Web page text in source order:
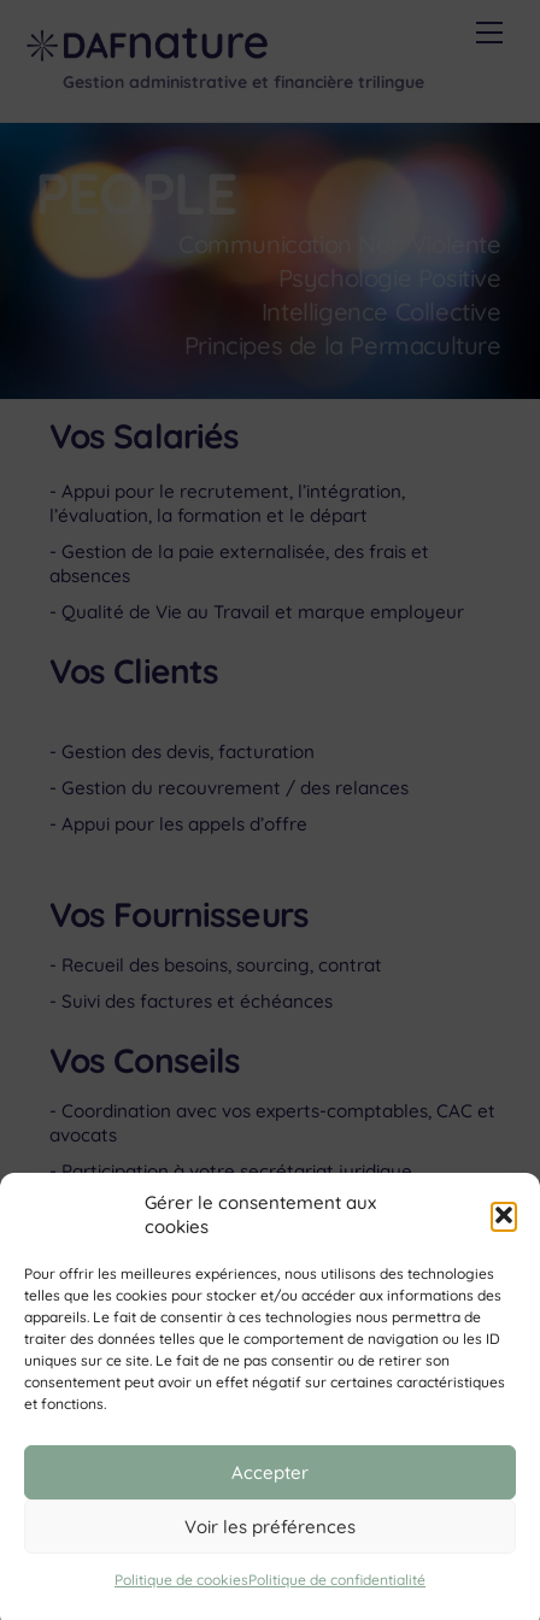
Gérer le consentement aux
cookies
Pour offrir les meilleures expériences, nous utilisons des technologies
telles que les cookies pour stocker et/ou accéder aux informations des
appareils. Le fait de consentir à ces technologies nous permettra de
traiter des données telles que le comportement de navigation ou les ID
uniques sur ce site. Le fait de ne pas consentir ou de retirer son
consentement peut avoir un effet négatif sur certaines caractéristiques
et fonctions.
Accepter
Voir les préférences
Politique de cookiesPolitique de confidentialité
content
Gestion administrative et financière trilingue
PEOPLE
Communication Non Violente
Psychologie Positive
Intelligence Collective
Principes de la Permaculture
Vos Salariés
Appui pour le recrutement, l’intégration,
l’évaluation, la formation et le départ
Gestion de la paie externalisée, des frais et
absences
Qualité de Vie au Travail et marque employeur
Vos Clients
Gestion des devis, facturation
Gestion du recouvrement / des relances
Appui pour les appels d’offre
Vos Fournisseurs
Recueil des besoins, sourcing, contrat
Suivi des factures et échéances
Vos Conseils
Coordination avec vos experts-comptables, CAC et
avocats
Participation à votre secrétariat juridique
« Aucun de nous ne sait ce que nous savons tous
ensemble »
Euripide
Back
Top
Contact|Politique de Confidentialité|Mentions légales| ©
2026 DAFnature® | Site Web byLittle Beez
L’Atelier de l’Estuaire